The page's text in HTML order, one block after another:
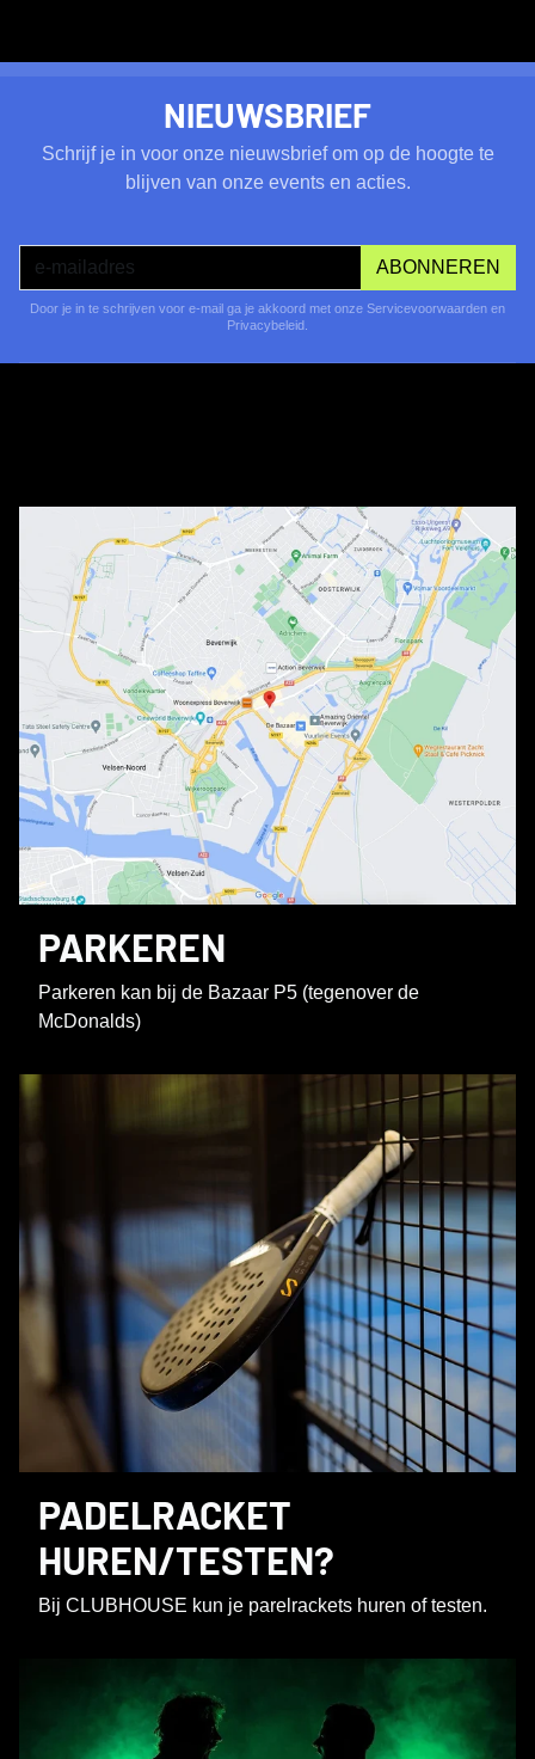
NIEUWSBRIEF
Schrijf je in voor onze nieuwsbrief om op de hoogte te
blijven van onze events en acties.
ABONNEREN
Door je in te schrijven voor e-mail ga je akkoord met onze Servicevoorwaarden en
Privacybeleid.
PARKEREN
Parkeren kan bij de Bazaar P5 (tegenover de
McDonalds)
PADELRACKET
HUREN/TESTEN?
Bij CLUBHOUSE kun je parelrackets huren of testen.